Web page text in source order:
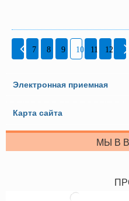
7 8 9 10 11 12
Электронная приемная
Карта сайта
МЫ В